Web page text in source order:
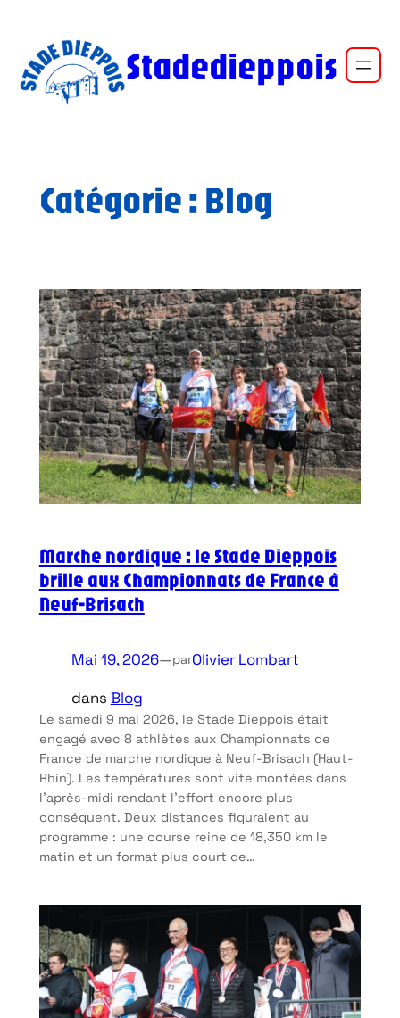
contenu
Stadedieppois
Catégorie :Blog
Marche nordique : le Stade Dieppois
brille aux Championnats de France à
Neuf-Brisach
Mai 19, 2026—parOlivier Lombart
dans Blog
Le samedi 9 mai 2026, le Stade Dieppois était
engagé avec 8 athlètes aux Championnats de
France de marche nordique à Neuf-Brisach (Haut-
Rhin). Les températures sont vite montées dans
l’après-midi rendant l’effort encore plus
conséquent. Deux distances figuraient au
programme : une course reine de 18,350 km le
matin et un format plus court de…